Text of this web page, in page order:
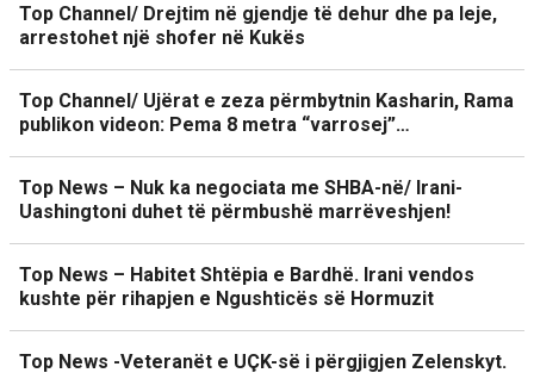
Top Channel/ Drejtim në gjendje të dehur dhe pa leje,
arrestohet një shofer në Kukës
Top Channel/ Ujërat e zeza përmbytnin Kasharin, Rama
publikon videon: Pema 8 metra “varrosej”…
Top News – Nuk ka negociata me SHBA-në/ Irani-
Uashingtoni duhet të përmbushë marrëveshjen!
Top News – Habitet Shtëpia e Bardhë. Irani vendos
kushte për rihapjen e Ngushticës së Hormuzit
Top News -Veteranët e UÇK-së i përgjigjen Zelenskyt.